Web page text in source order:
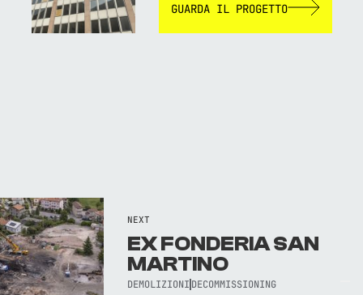
TORNA AL SITO WEB
GUARDA IL PROGETTO
NEXT
EX FONDERIA SAN
MARTINO
DEMOLIZIONI DECOMMISSIONING